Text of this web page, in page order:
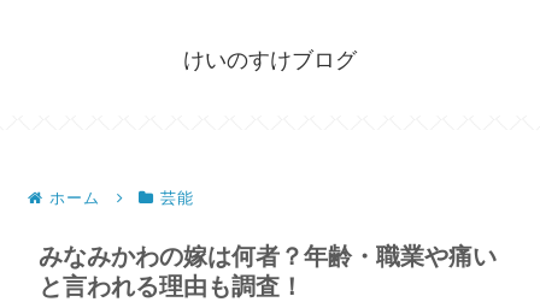
けいのすけブログ
ホーム 芸能
みなみかわの嫁は何者？年齢・職業や痛い
と言われる理由も調査！